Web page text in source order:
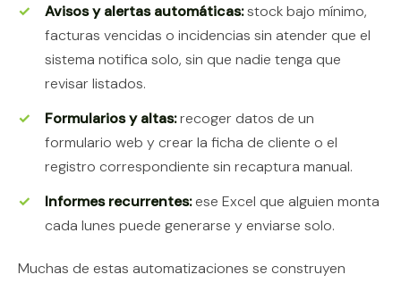
Avisos y alertas automáticas:stock bajo mínimo,
facturas vencidas o incidencias sin atender que el
sistema notifica solo, sin que nadie tenga que
revisar listados.
Formularios y altas:recoger datos de un
formulario web y crear la ficha de cliente o el
registro correspondiente sin recaptura manual.
Informes recurrentes:ese Excel que alguien monta
cada lunes puede generarse y enviarse solo.
Muchas de estas automatizaciones se construyen